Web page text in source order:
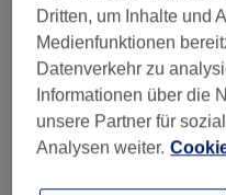
Dritten, um Inhalte und
Medienfunktionen
Datenverkehr zu
Informationen über die
unsere Partner für
Analysen weiter.